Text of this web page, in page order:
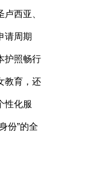
西亚、
请周期
护照畅行
教育，还
性化服
份”的全